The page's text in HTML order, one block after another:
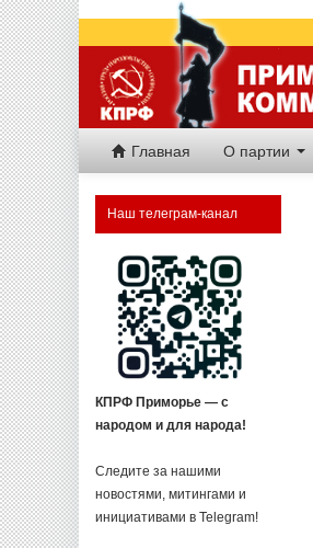
Главная О партии
Наш телеграм-канал
КПРФ Приморье — с
народом и для народа!
Следите за нашими
новостями, митингами и
инициативами в Telegram!